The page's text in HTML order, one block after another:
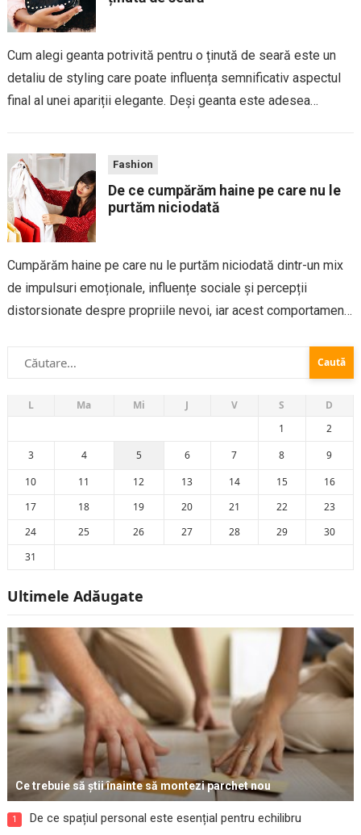
Cum alegi geanta potrivită pentru o ținută de seară este un
detaliu de styling care poate influența semnificativ aspectul
final al unei apariții elegante. Deși geanta este adesea
Fashion
De ce cumpărăm haine pe care nu le
purtăm niciodată
Cumpărăm haine pe care nu le purtăm niciodată dintr-un mix
de impulsuri emoționale, influențe sociale și percepții
distorsionate despre propriile nevoi, iar acest comportament
la tentația reducerilor la presiunea tendințelor, multe decizii
Caută
după:
L Ma Mi J V S
D
1
2
3
4 5 6 7 8
9
10
11 12 13 14 15
16
17
18 19 20 21 22
23
24
25 26 27 28 29
30
31
Ultimele Adăugate
Ce trebuie să știi înainte să montezi parchet nou
1 De ce spațiul personal este esențial pentru echilibru